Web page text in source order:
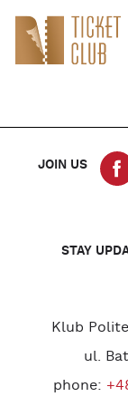
JOIN US
STAY
Klub
ul.
phone: